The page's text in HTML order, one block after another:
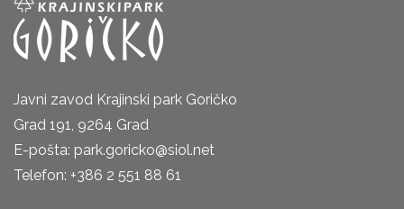
Javni zavod Krajinski park Goričko
Grad 191, 9264 Grad
E-pošta: park.goricko@siol.net
Telefon: +386 2 551 88 61